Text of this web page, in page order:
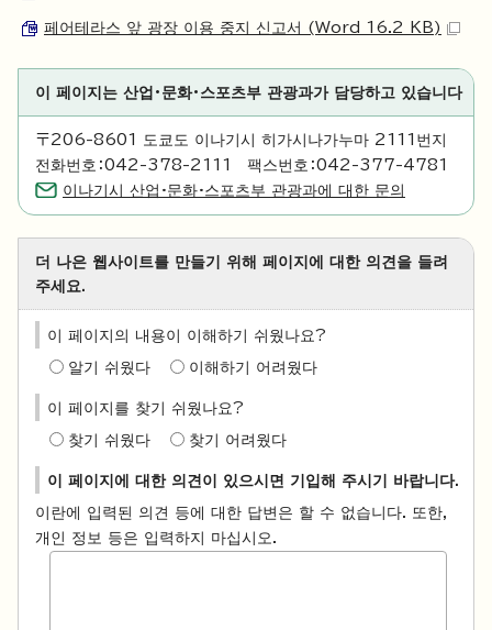
페어테라스 앞 광장 이용 중지 신고서 (Word 16.2 KB)
이 페이지는 산업·문화·스포츠부 관광과가 담당하고 있습니다
〒206-8601 도쿄도 이나기시 히가시나가누마 2111번지
전화번호：042-378-2111 팩스번호：042-377-4781
이나기시 산업·문화·스포츠부 관광과에 대한 문의
더 나은 웹사이트를 만들기 위해 페이지에 대한 의견을 들려
주세요.
이 페이지의 내용이 이해하기 쉬웠나요?
알기 쉬웠다 이해하기 어려웠다
이 페이지를 찾기 쉬웠나요?
찾기 쉬웠다 찾기 어려웠다
이 페이지에 대한 의견이 있으시면 기입해 주시기 바랍니다.
이란에 입력된 의견 등에 대한 답변은 할 수 없습니다. 또한,
개인 정보 등은 입력하지 마십시오.